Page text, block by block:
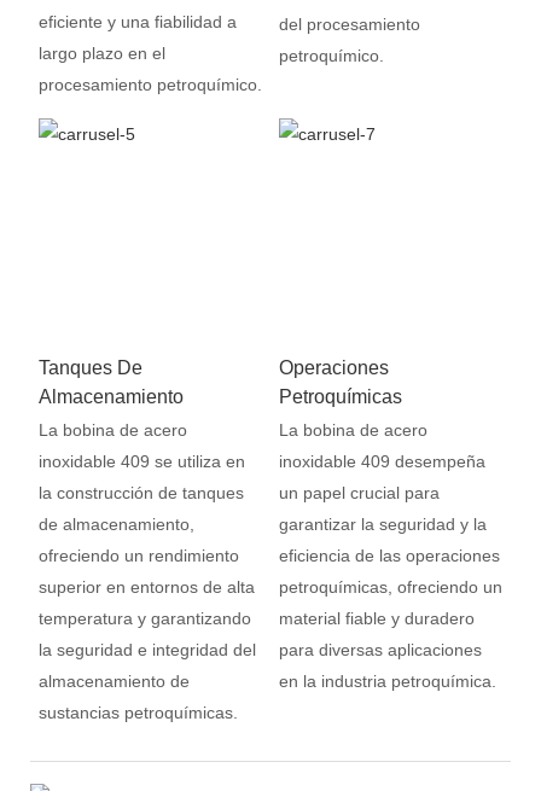
eficiente y una fiabilidad a
largo plazo en el
procesamiento petroquímico.
del procesamiento
petroquímico.
Tanques De
Almacenamiento
La bobina de acero
inoxidable 409 se utiliza en
la construcción de tanques
de almacenamiento,
ofreciendo un rendimiento
superior en entornos de alta
temperatura y garantizando
la seguridad e integridad del
almacenamiento de
sustancias petroquímicas.
Operaciones
Petroquímicas
La bobina de acero
inoxidable 409 desempeña
un papel crucial para
garantizar la seguridad y la
eficiencia de las operaciones
petroquímicas, ofreciendo un
material fiable y duradero
para diversas aplicaciones
en la industria petroquímica.